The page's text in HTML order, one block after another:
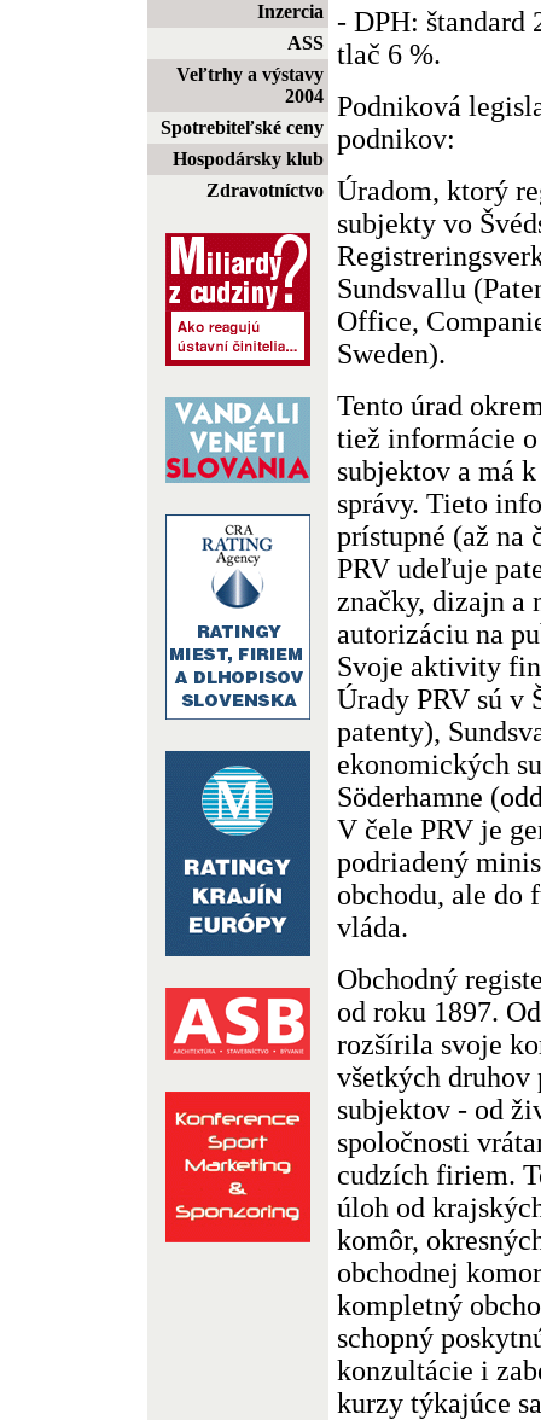
Inzercia
ASS
Veľtrhy a výstavy
2004
Spotrebiteľské ceny
Hospodársky klub
Zdravotníctvo
- DPH: štandard
tlač 6 %.
Podniková
podnikov:
Úradom, ktorý
subjekty vo
Sundsvallu
Office,
Sweden).
Tento úrad
tiež informácie
subjektov a má
správy. Tieto
prístupné (až na
PRV udeľuje
značky, dizajn a
autorizáciu na
Svoje aktivity
Úrady PRV sú v
patenty),
ekonomických
Söderhamne
V čele PRV je
podriadený
obchodu, ale do
vláda.
Obchodný
od roku 1897.
rozšírila svoje
všetkých
subjektov - od
spoločnosti
cudzích firiem.
úloh od
komôr,
obchodnej
kompletný
schopný
konzultácie i
kurzy týkajúce